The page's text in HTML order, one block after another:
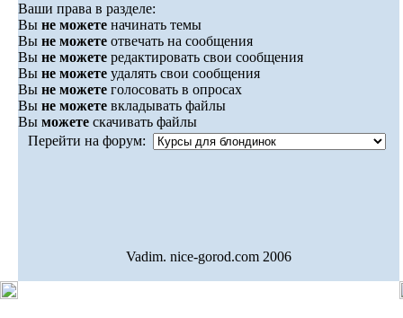
Ваши права в разделе:
Вы не можете начинать темы
Вы не можете отвечать на сообщения
Вы не можете редактировать свои сообщения
Вы не можете удалять свои сообщения
Вы не можете голосовать в опросах
Вы не можете вкладывать файлы
Вы можете скачивать файлы
Перейти на форум:
Vadim. nice-gorod.com 2006